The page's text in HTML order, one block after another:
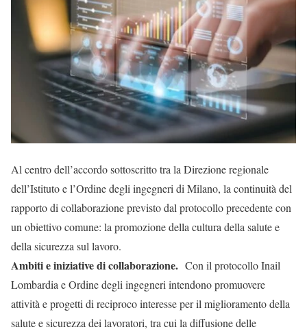
Al centro dell’accordo sottoscritto tra la Direzione regionale
dell’Istituto e l’Ordine degli ingegneri di Milano, la continuità del
rapporto di collaborazione previsto dal protocollo precedente con
un obiettivo comune: la promozione della cultura della salute e
della sicurezza sul lavoro.
Ambiti e iniziative di collaborazione. Con il protocollo Inail
Lombardia e Ordine degli ingegneri intendono promuovere
attività e progetti di reciproco interesse per il miglioramento della
salute e sicurezza dei lavoratori, tra cui la diffusione delle